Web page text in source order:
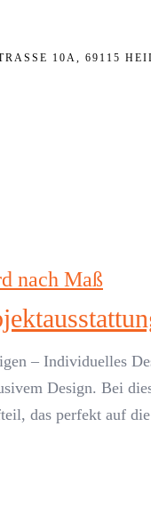
10A, 69115
nach Maß
– Individuelles
Design. Bei
das perfekt auf